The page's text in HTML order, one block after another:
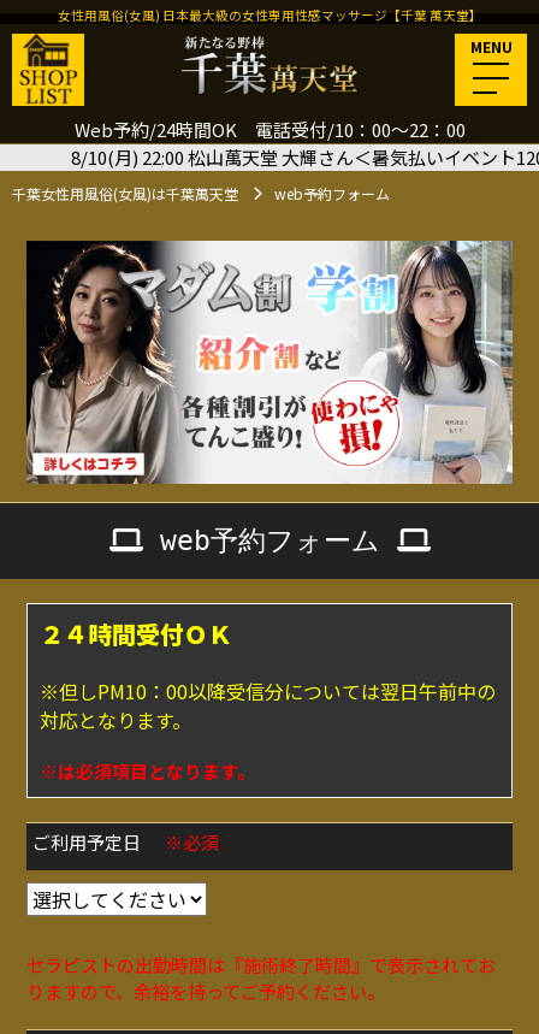
Web予約/24時間OK 電話受付/10：00～22：00
女性用風俗(女風) 日本最大級の女性専用性感マッサージ【千葉 萬天堂】
MENU
千葉女性用風俗(女風)は千葉萬天堂 web予約フォーム
月) 22:00 松山萬天堂 大輝さん＜暑気払いイベント120分＞ご予
web予約フォーム
２４時間受付ＯＫ
※但しPM10：00以降受信分については翌日午前中の
対応となります。
※は必須項目となります。
ご利用予定日 ※必須
セラピストの出勤時間は『施術終了時間』で表示されてお
りますので、余裕を持ってご予約ください。